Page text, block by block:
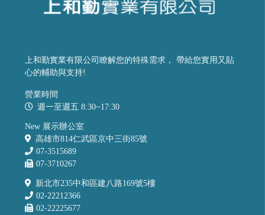
上和勤實業有限公司瞭解您的特殊需求， 帶給您實用又貼
心的輔助與支持!
營業時間
週一至週五 8:30~17:30
New 展示辦公室
高雄市814仁武區京中三街85號
07-3515689
07-3710267
新北市235中和區建八路169號5樓
02-22212366
02-22225677